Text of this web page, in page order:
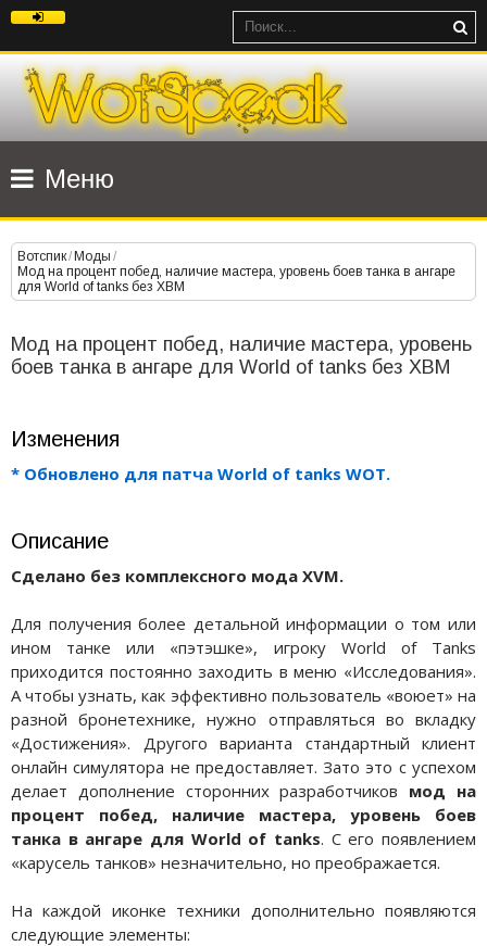
Меню
Вотспик/ Моды /
Мод на процент побед, наличие мастера, уровень боев танка в ангаре
для World of tanks без ХВМ
Мод на процент побед, наличие мастера, уровень
боев танка в ангаре для World of tanks без ХВМ
Изменения
* Обновлено для патча World of tanks WOT.
Описание
Сделано без комплексного мода XVM.
Для получения более детальной информации о том или
ином танке или «пэтэшке», игроку World of Tanks
приходится постоянно заходить в меню «Исследования».
А чтобы узнать, как эффективно пользователь «воюет» на
разной бронетехнике, нужно отправляться во вкладку
«Достижения». Другого варианта стандартный клиент
онлайн симулятора не предоставляет. Зато это с успехом
делает дополнение сторонних разработчиков мод на
процент побед, наличие мастера, уровень боев
танка в ангаре для World of tanks. С его появлением
«карусель танков» незначительно, но преображается.
На каждой иконке техники дополнительно появляются
следующие элементы: